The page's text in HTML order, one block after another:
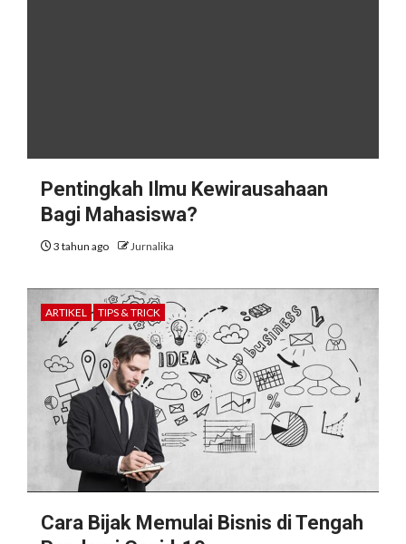
Pentingkah Ilmu Kewirausahaan
Bagi Mahasiswa?
3 tahun ago Jurnalika
ARTIKEL TIPS & TRICK
Cara Bijak Memulai Bisnis di Tengah